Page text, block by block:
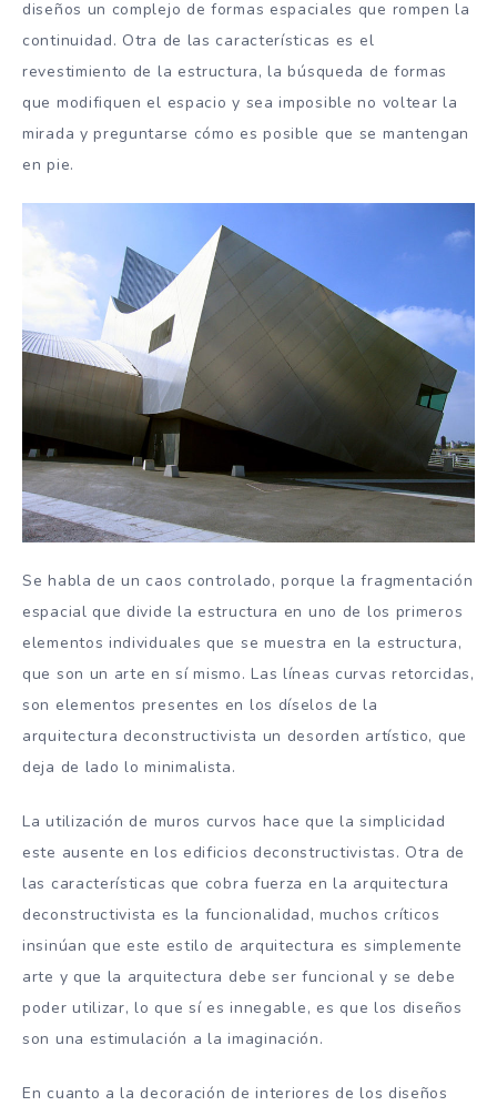
diseños un complejo de formas espaciales que rompen la
continuidad. Otra de las características es el
revestimiento de la estructura, la búsqueda de formas
que modifiquen el espacio y sea imposible no voltear la
mirada y preguntarse cómo es posible que se mantengan
en pie.
Se habla de un caos controlado, porque la fragmentación
espacial que divide la estructura en uno de los primeros
elementos individuales que se muestra en la estructura,
que son un arte en sí mismo. Las líneas curvas retorcidas,
son elementos presentes en los díselos de la
arquitectura deconstructivista un desorden artístico, que
deja de lado lo minimalista.
La utilización de muros curvos hace que la simplicidad
este ausente en los edificios deconstructivistas. Otra de
las características que cobra fuerza en la arquitectura
deconstructivista es la funcionalidad, muchos críticos
insinúan que este estilo de arquitectura es simplemente
arte y que la arquitectura debe ser funcional y se debe
poder utilizar, lo que sí es innegable, es que los diseños
son una estimulación a la imaginación.
En cuanto a la decoración de interiores de los diseños